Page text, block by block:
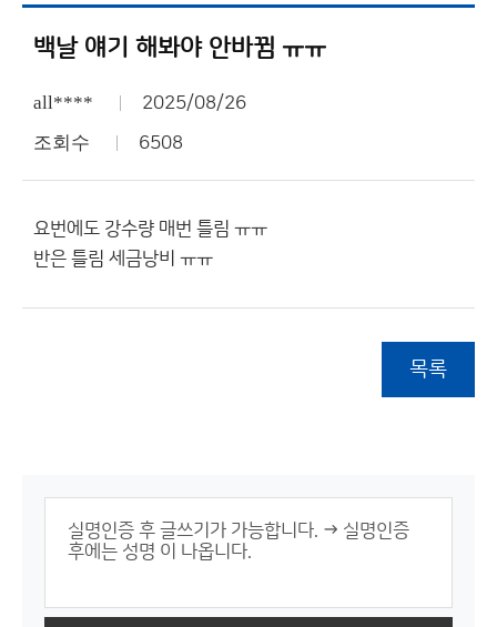
백날 얘기 해봐야 안바뀜 ㅠㅠ
all**** 2025/08/26
조회수 6508
요번에도 강수량 매번 틀림 ㅠㅠ
반은 틀림 세금낭비 ㅠㅠ
목록